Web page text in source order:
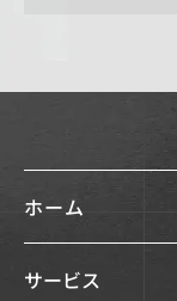
ホーム
サービス